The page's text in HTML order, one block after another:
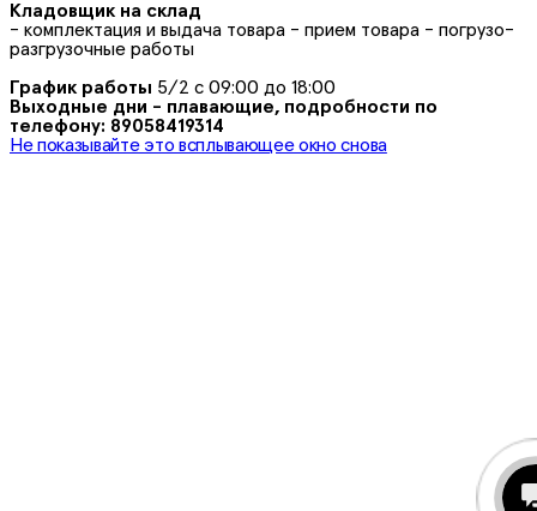
Кладовщик на склад
- комплектация и выдача товара - прием товара - погрузо-
разгрузочные работы
График работы 5/2 с 09:00 до 18:00
Выходные дни - плавающие, подробности по
телефону: 89058419314
Не показывайте это всплывающее окно снова